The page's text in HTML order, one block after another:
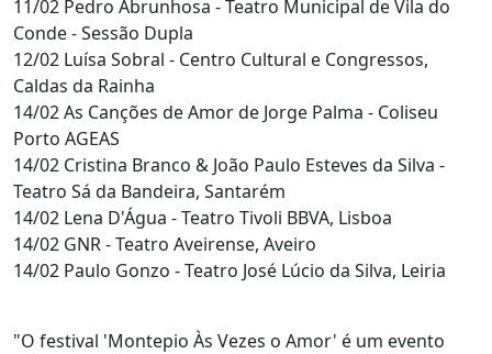
11/02 Pedro Abrunhosa - Teatro Municipal de Vila do
Conde - Sessão Dupla
12/02 Luísa Sobral - Centro Cultural e Congressos,
Caldas da Rainha
14/02 As Canções de Amor de Jorge Palma - Coliseu
Porto AGEAS
14/02 Cristina Branco & João Paulo Esteves da Silva -
Teatro Sá da Bandeira, Santarém
14/02 Lena D'Água - Teatro Tivoli BBVA, Lisboa
14/02 GNR - Teatro Aveirense, Aveiro
14/02 Paulo Gonzo - Teatro José Lúcio da Silva, Leiria
"O festival 'Montepio Às Vezes o Amor' é um evento